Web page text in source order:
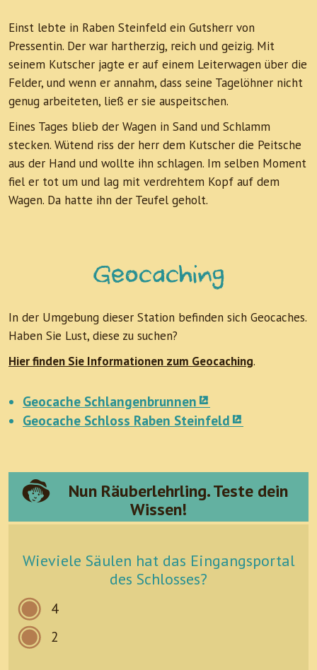
Einst lebte in Raben Steinfeld ein Gutsherr von
Pressentin. Der war hartherzig, reich und geizig. Mit
seinem Kutscher jagte er auf einem Leiterwagen über die
Felder, und wenn er annahm, dass seine Tagelöhner nicht
genug arbeiteten, ließ er sie auspeitschen.
Eines Tages blieb der Wagen in Sand und Schlamm
stecken. Wütend riss der herr dem Kutscher die Peitsche
aus der Hand und wollte ihn schlagen. Im selben Moment
fiel er tot um und lag mit verdrehtem Kopf auf dem
Wagen. Da hatte ihn der Teufel geholt.
Geocaching
In der Umgebung dieser Station befinden sich Geocaches.
Haben Sie Lust, diese zu suchen?
Hier finden Sie Informationen zum Geocaching.
Geocache Schlangenbrunnen
Geocache Schloss Raben Steinfeld
Nun Räuberlehrling. Teste dein
Wissen!
Wieviele Säulen hat das Eingangsportal
des Schlosses?
4
2